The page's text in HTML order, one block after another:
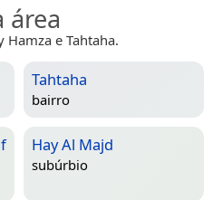
área
e Tahtaha.
Tahtaha
bairro
Hay Al Majd
subúrbio